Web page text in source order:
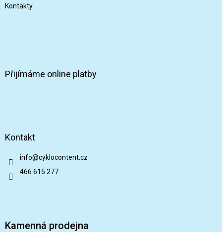
Kontakty
Přijímáme online platby
Kontakt
info@cyklocontent.cz
466 615 277
Kamenná prodejna